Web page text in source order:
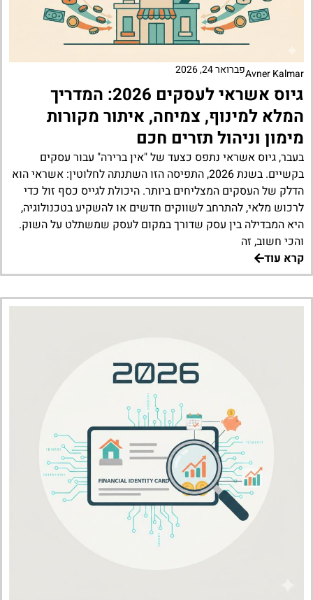
Avner Kalmarפברואר 24, 2026
גיוס אשראי לעסקים 2026: המדריך
המלא למינוף, צמיחה, איתור מקורות
מימון וניהול תזרים חכם
בעבר, גיוס אשראי נתפס כצעד של "אין ברירה" עבור עסקים
בקשיים. בשנת 2026, התפיסה הזו השתנתה לחלוטין: אשראי הוא
הדלק של העסקים המצליחים ביותר. היכולת לגייס כסף זול כדי
לרכוש מלאי, להתרחב לשווקים חדשים או להשקיע בטכנולוגיה,
היא המבדילה בין עסק שדורך במקום לעסק שמשתלט על השוק.
והכי חשוב, זה
קרא עוד